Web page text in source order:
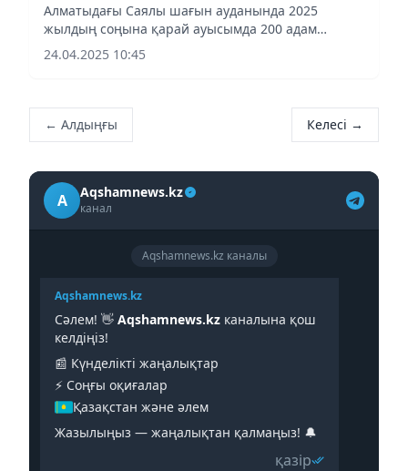
Алматыдағы Саялы шағын ауданында 2025
жылдың соңына қарай ауысымда 200 адам
қабылдайтын МСАК орталығының құрылысы
аяқталады Алматының Алатау ауданында
24.04.2025 10:45
← Алдыңғы Келесі →
A Aqshamnews.kz
канал
Aqshamnews.kz каналы
Aqshamnews.kz
Сәлем! 👋 Aqshamnews.kz каналына қош
келдіңіз!
📰 Күнделікті жаңалықтар
⚡️ Соңғы оқиғалар
Қазақстан және әлем
Жазылыңыз — жаңалықтан қалмаңыз! 🔔
қазір